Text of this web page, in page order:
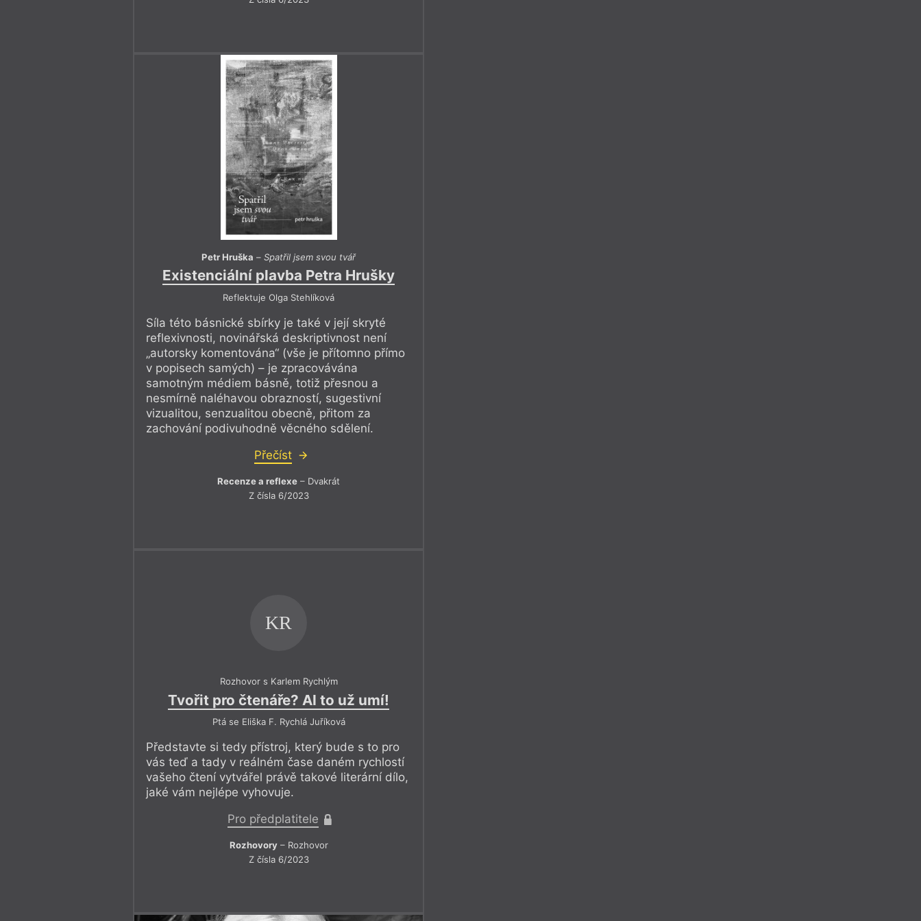
Petr Hruška –Spatřil jsem svou tvář
Existenciální plavba Petra Hrušky
Reflektuje Olga Stehlíková
Síla této básnické sbírky je také v její skryté
reflexivnosti, novinářská deskriptivnost není
„autorsky komentována“ (vše je přítomno přímo
v popisech samých) – je zpracovávána
samotným médiem básně, totiž přesnou a
nesmírně naléhavou obrazností, sugestivní
vizualitou, senzualitou obecně, přitom za
zachování podivuhodně věcného sdělení.
Přečíst
Recenze a reflexe – Dvakrát
Z čísla 6/2023
KR
Rozhovor s Karlem Rychlým
Tvořit pro čtenáře? AI to už umí!
Ptá se Eliška F. Rychlá Juříková
Představte si tedy přístroj, který bude s to pro
vás teď a tady v reálném čase daném rychlostí
vašeho čtení vytvářel právě takové literární dílo,
jaké vám nejlépe vyhovuje.
Pro předplatitele
Rozhovory– Rozhovor
Z čísla 6/2023